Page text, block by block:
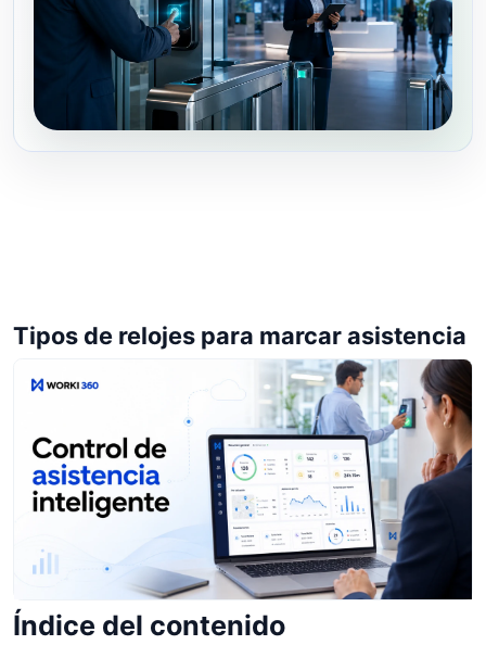
Tipos de relojes para marcar asistencia
Índice del contenido